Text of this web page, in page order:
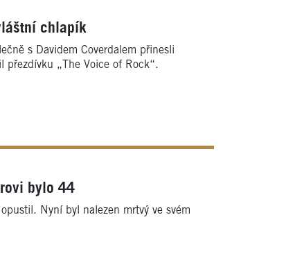
chlapík
s Davidem Coverdalem přinesli
přezdívku „The Voice of Rock“.
bylo 44
Nyní byl nalezen mrtvý ve svém